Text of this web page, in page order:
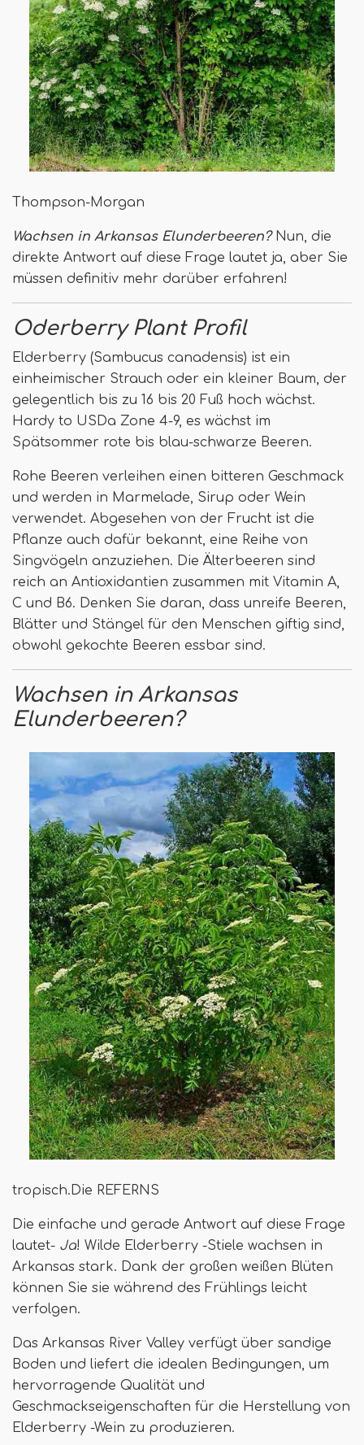
Thompson-Morgan
Wachsen in Arkansas Elunderbeeren?Nun, die
direkte Antwort auf diese Frage lautet ja, aber Sie
müssen definitiv mehr darüber erfahren!
Oderberry Plant Profil
Elderberry (Sambucus canadensis) ist ein
einheimischer Strauch oder ein kleiner Baum, der
gelegentlich bis zu 16 bis 20 Fuß hoch wächst.
Hardy to USDa Zone 4-9, es wächst im
Spätsommer rote bis blau-schwarze Beeren.
Rohe Beeren verleihen einen bitteren Geschmack
und werden in Marmelade, Sirup oder Wein
verwendet. Abgesehen von der Frucht ist die
Pflanze auch dafür bekannt, eine Reihe von
Singvögeln anzuziehen. Die Älterbeeren sind
reich an Antioxidantien zusammen mit Vitamin A,
C und B6. Denken Sie daran, dass unreife Beeren,
Blätter und Stängel für den Menschen giftig sind,
obwohl gekochte Beeren essbar sind.
Wachsen in Arkansas
Elunderbeeren?
tropisch.Die REFERNS
Die einfache und gerade Antwort auf diese Frage
lautet- Ja! Wilde Elderberry -Stiele wachsen in
Arkansas stark. Dank der großen weißen Blüten
können Sie sie während des Frühlings leicht
verfolgen.
Das Arkansas River Valley verfügt über sandige
Boden und liefert die idealen Bedingungen, um
hervorragende Qualität und
Geschmackseigenschaften für die Herstellung von
Elderberry -Wein zu produzieren.